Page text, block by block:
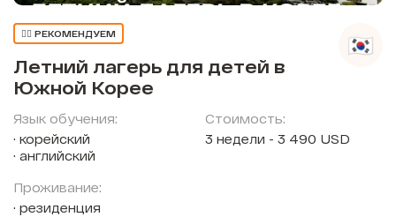
👍🏼 РЕКОМЕНДУЕМ
Летний лагерь для детей в
Южной Корее
Язык обучения:
корейский
английский
Проживание:
резиденция
Стоимость:
3 недели - 3 490 USD